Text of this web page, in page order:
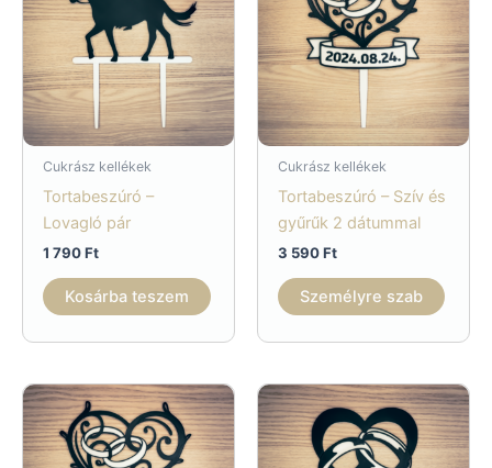
Cukrász kellékek
Tortabeszúró –
Lovagló pár
1 790Ft
Kosárba teszem
Cukrász kellékek
Tortabeszúró – Szív és
gyűrűk 2 dátummal
3 590Ft
Személyre szab